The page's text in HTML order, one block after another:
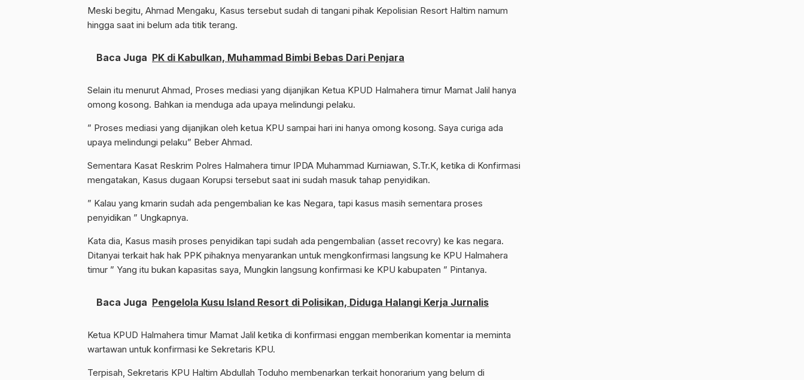
Meski begitu, Ahmad Mengaku, Kasus tersebut sudah di tangani pihak Kepolisian Resort Haltim namum
hingga saat ini belum ada titik terang.
Baca Juga PK di Kabulkan, Muhammad Bimbi Bebas Dari Penjara
Selain itu menurut Ahmad, Proses mediasi yang dijanjikan Ketua KPUD Halmahera timur Mamat Jalil hanya
omong kosong. Bahkan ia menduga ada upaya melindungi pelaku.
” Proses mediasi yang dijanjikan oleh ketua KPU sampai hari ini hanya omong kosong. Saya curiga ada
upaya melindungi pelaku” Beber Ahmad.
Sementara Kasat Reskrim Polres Halmahera timur IPDA Muhammad Kurniawan, S.Tr.K, ketika di Konfirmasi
mengatakan, Kasus dugaan Korupsi tersebut saat ini sudah masuk tahap penyidikan.
” Kalau yang kmarin sudah ada pengembalian ke kas Negara, tapi kasus masih sementara proses
penyidikan ” Ungkapnya.
Kata dia, Kasus masih proses penyidikan tapi sudah ada pengembalian (asset recovry) ke kas negara.
Ditanyai terkait hak hak PPK pihaknya menyarankan untuk mengkonfirmasi langsung ke KPU Halmahera
timur ” Yang itu bukan kapasitas saya, Mungkin langsung konfirmasi ke KPU kabupaten ” Pintanya.
Baca Juga Pengelola Kusu Island Resort di Polisikan, Diduga Halangi Kerja Jurnalis
Ketua KPUD Halmahera timur Mamat Jalil ketika di konfirmasi enggan memberikan komentar ia meminta
wartawan untuk konfirmasi ke Sekretaris KPU.
Terpisah, Sekretaris KPU Haltim Abdullah Toduho membenarkan terkait honorarium yang belum di